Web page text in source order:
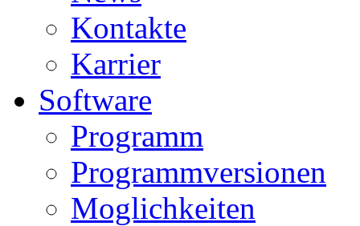
Kontakte
Karrier
Software
Programm
Programmversionen
Moglichkeiten